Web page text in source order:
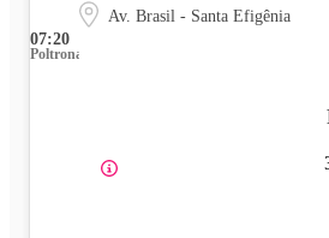
07:20
Av. Brasil - Santa Efigênia
Poltrona